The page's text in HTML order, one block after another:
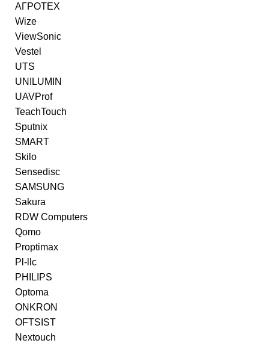
АГРОТЕХ
Wize
ViewSonic
Vestel
UTS
UNILUMIN
UAVProf
TeachTouch
Sputnix
SMART
Skilo
Sensedisc
SAMSUNG
Sakura
RDW Computers
Qomo
Proptimax
Pl-llc
PHILIPS
Optoma
ONKRON
OFTSIST
Nextouch